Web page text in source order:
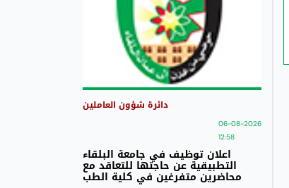
دائرة شؤون العاملين
06-08-2026
12:58
اعلان توظيف في جامعة البلقاء
التطبيقية عن حاجتها للتعاقد مع
محاضرين متفرغين في كلية الطب